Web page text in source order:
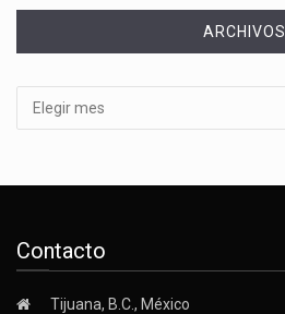
ARCHIVOS
Contacto
Tijuana, B.C., México